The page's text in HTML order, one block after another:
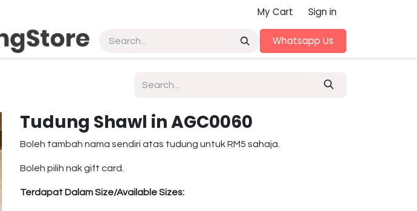
My Cart Sign in
Contact us Whatsapp Us
Tudung Shawl in AGC0060
Boleh tambah nama sendiri atas tudung untuk RM5 sahaja.
Boleh pilih nak gift card.
Terdapat Dalam Size/Available Sizes: